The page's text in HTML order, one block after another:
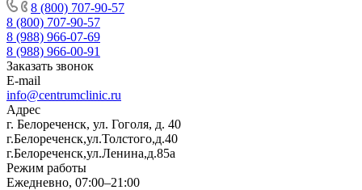
8 (800) 707-90-57
8 (800) 707-90-57
8 (988) 966-07-69
8 (988) 966-00-91
Заказать звонок
E-mail
info@centrumclinic.ru
Адрес
г. Белореченск, ул. Гоголя, д. 40
г.Белореченск,ул.Толстого,д.40
г.Белореченск,ул.Ленина,д.85а
Режим работы
Ежедневно, 07:00–21:00